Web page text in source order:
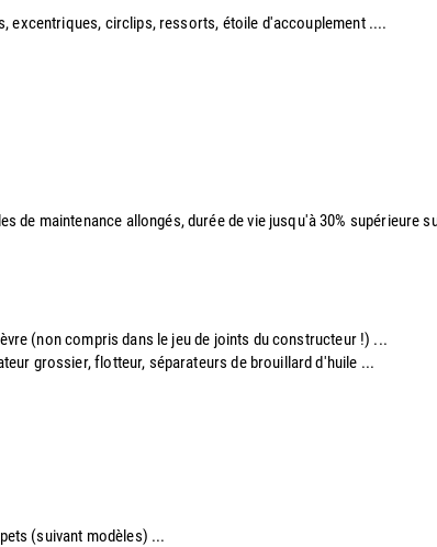
excentriques, circlips, ressorts, étoile d'accouplement ....
de maintenance allongés, durée de vie jusqu'à 30% supérieure
(non compris dans le jeu de joints du constructeur !) ...
grossier, flotteur, séparateurs de brouillard d'huile ...
(suivant modèles) ...